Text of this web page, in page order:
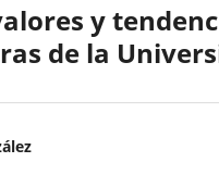
y
de la